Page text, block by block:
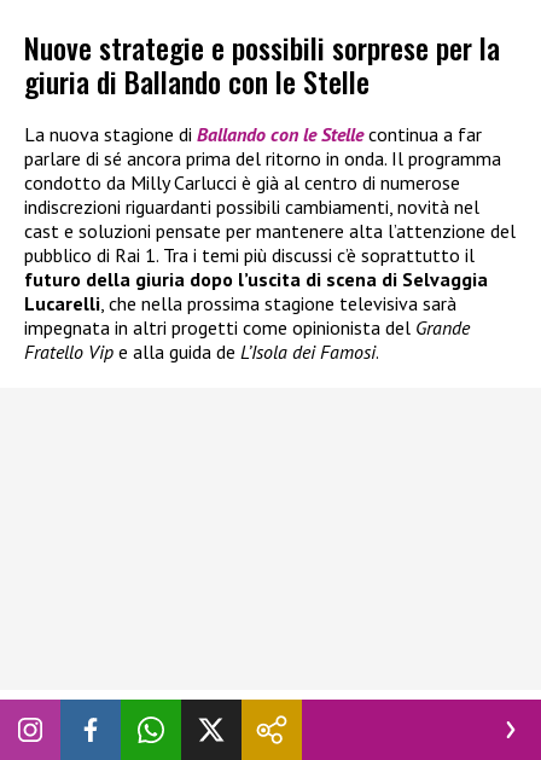
Nuove strategie e possibili sorprese per la
giuria di Ballando con le Stelle
La nuova stagione di Ballando con le Stellecontinua a far
parlare di sé ancora prima del ritorno in onda. Il programma
condotto da Milly Carlucci è già al centro di numerose
indiscrezioni riguardanti possibili cambiamenti, novità nel
cast e soluzioni pensate per mantenere alta l’attenzione del
pubblico di Rai 1. Tra i temi più discussi c’è soprattutto il
futuro della giuria dopo l’uscita di scena di Selvaggia
Lucarelli , che nella prossima stagione televisiva sarà
impegnata in altri progetti come opinionista del Grande
Fratello Vip e alla guida de L’Isola dei Famosi.
A fornire nuovi dettagli è stato il giornalista Santo Pirrotta
attraverso la sua rubrica su
Vanity Fair